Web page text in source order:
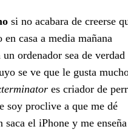
si no acabara de creerse
en casa a media mañana
un ordenador sea de verdad
se ve que le gusta
es criador de
soy proclive a que me dé
saca el iPhone y me enseña